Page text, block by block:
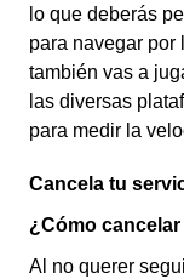
lo que deberás
para navegar por
también vas a
las diversas
para medir la
Cancela tu
¿Cómo
Al no querer